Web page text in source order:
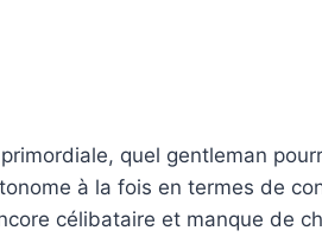
quel gentleman
à la fois en termes de
célibataire et manque de